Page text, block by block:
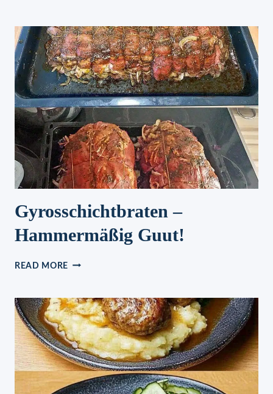
Gyrosschichtbraten –
Hammermäßig Guut!
READ MORE GYROSSCHICHTBRATEN
UUT!